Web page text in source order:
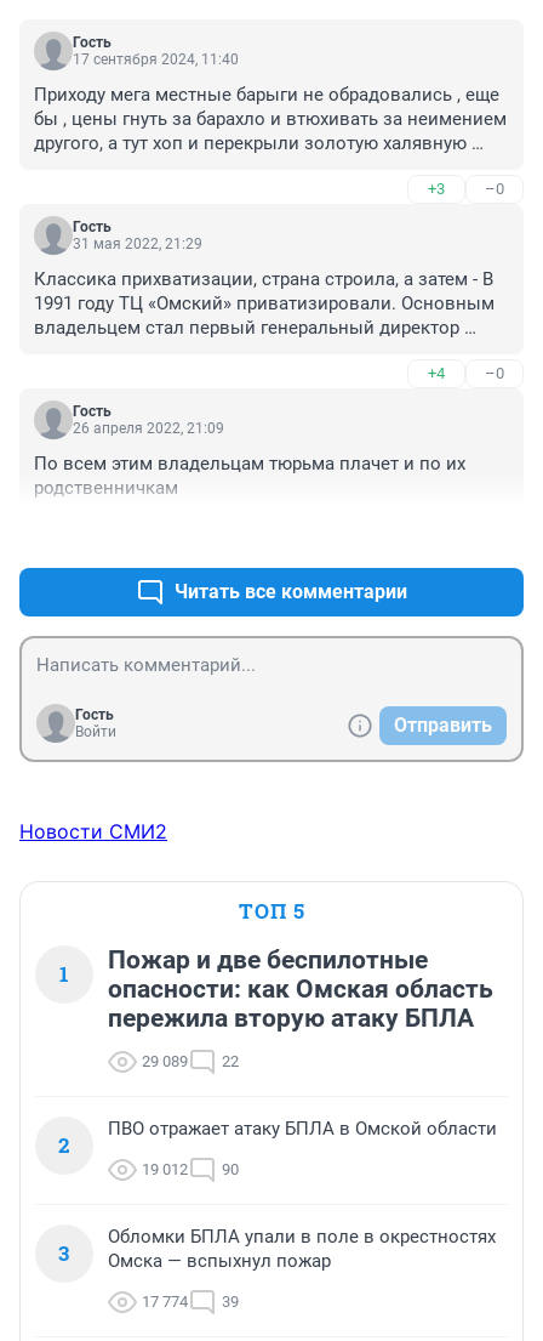
Гость
17 сентября 2024, 11:40
Приходу мега местные барыги не обрадовались , еще
бы , цены гнуть за барахло и втюхивать за неимением
другого, а тут хоп и перекрыли золотую халявную
приходом почувствовали, другой уровень торговли. А
не барыжно хапугный
+3 –0
Гость
31 мая 2022, 21:29
Классика прихватизации, страна строила, а затем - В
1991 году ТЦ «Омский» приватизировали. Основным
владельцем стал первый генеральный директор
+4 –0
Гость
26 апреля 2022, 21:09
По всем этим владельцам тюрьма плачет и по их
родственничкам
Читать все комментарии
Гость
Войти
Отправить
Новости СМИ2
ТОП 5
1
Пожар и две беспилотные
опасности: как Омская область
пережила вторую атаку БПЛА
29 089 22
2
ПВО отражает атаку БПЛА в Омской области
19 012 90
3
Обломки БПЛА упали в поле в окрестностях
Омска — вспыхнул пожар
17 774 39